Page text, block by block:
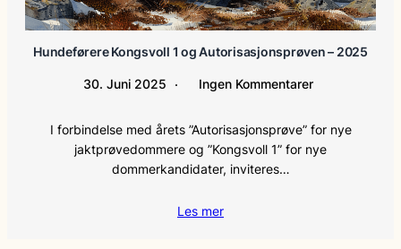
Hundeførere Kongsvoll 1 og Autorisasjonsprøven – 2025
30. Juni 2025 Ingen Kommentarer
I forbindelse med årets ”Autorisasjonsprøve” for nye
jaktprøvedommere og ”Kongsvoll 1” for nye
dommerkandidater, inviteres…
Les mer